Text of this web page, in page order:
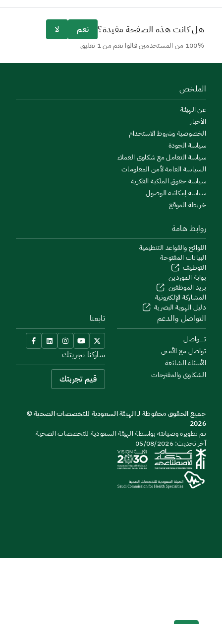
كانت هذه الصفحة مفيدة؟ نعم لا
الهيئة
وشروط الاستخدام
الجودة
التعامل مع شكاوى العملاء
العامة لأمن المعلومات
حقوق الملكية الفكرية
إمكانية الوصول
الموقع
هامة
والقواعد التنظيمية
المفتوحة
الموردين
الموظفين
الإلكترونية
الهوية البصرية
والدعم
مع الأمين
الشائعة
والمقترحات
شاركنا تجربتك
قيم تجربتك
الحقوق محفوظة لـ الهيئة السعودية للتخصصات الصحية ©
تطويره وصيانته بواسطة الهيئة السعودية للتخصصات الصحية
05/08/2026